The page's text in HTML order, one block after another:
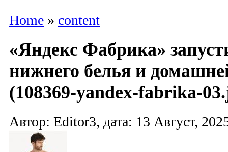
Home » content
«Яндекс Фабрика»
нижнего белья и
(108369-yandex-fabrika-
Автор: Editor3, дата: 13 Август,